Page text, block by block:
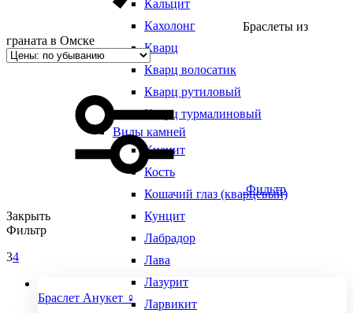
Кальцит
Кахолонг
Кварц
Кварц волосатик
Кварц рутиловый
Кварц турмалиновый
Виды камней
Кианит
Кость
Кошачий глаз (кварцевый)
Кунцит
Лабрадор
Лава
Лазурит
Ларвикит
Браслеты из
граната в Омске
Фильтр
Закрыть
Фильтр
34
Браслет Анукет ♀